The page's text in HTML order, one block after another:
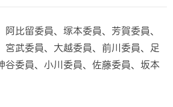
阿比留委員、塚本委員、芳賀委員、
宮武委員、大越委員、前川委員、足
谷委員、小川委員、佐藤委員、坂本